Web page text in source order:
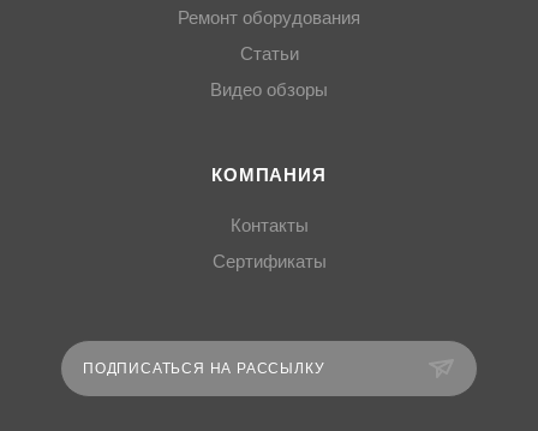
Ремонт оборудования
Статьи
Видео обзоры
КОМПАНИЯ
Контакты
Сертификаты
ПОДПИСАТЬСЯ НА РАССЫЛКУ